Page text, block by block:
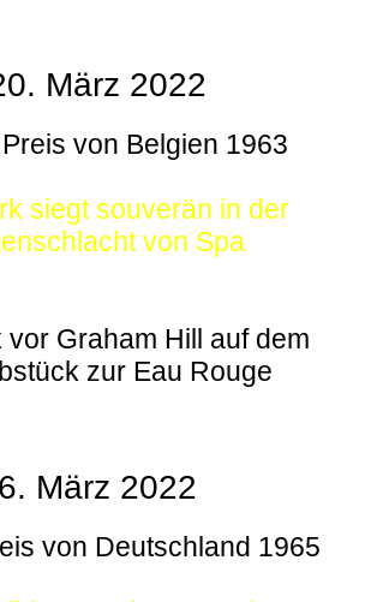
März 2022
von Belgien 1963
siegt souverän in der
von Spa
vor Graham Hill auf dem
zur Eau Rouge
6. März 2022
von Deutschland 1965